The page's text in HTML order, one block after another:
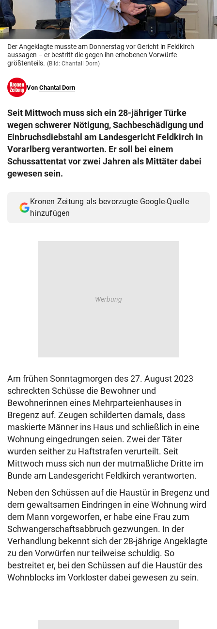
© Krone Multimedia GmbH & Co KG 2026
Muthgasse 2, 1190 Wien
Der Angeklagte musste am Donnerstag vor Gericht in Feldkirch
aussagen – er bestritt die gegen ihn erhobenen Vorwürfe
größtenteils. (Bild: Chantall Dorn)
Von Chantal Dorn
Seit Mittwoch muss sich ein 28-jähriger Türke
wegen schwerer Nötigung, Sachbeschädigung und
Einbruchsdiebstahl am Landesgericht Feldkirch in
Vorarlberg verantworten. Er soll bei einem
Schussattentat vor zwei Jahren als Mittäter dabei
gewesen sein.
Kronen Zeitung als bevorzugte Google-Quelle
hinzufügen
Am frühen Sonntagmorgen des 27. August 2023
schreckten Schüsse die Bewohner und
Bewohnerinnen eines Mehrparteienhauses in
Bregenz auf. Zeugen schilderten damals, dass
maskierte Männer ins Haus und schließlich in eine
Wohnung eingedrungen seien. Zwei der Täter
wurden seither zu Haftstrafen verurteilt. Seit
Mittwoch muss sich nun der mutmaßliche Dritte im
Bunde am Landesgericht Feldkirch verantworten.
Neben den Schüssen auf die Haustür in Bregenz und
dem gewaltsamen Eindringen in eine Wohnung wird
dem Mann vorgeworfen, er habe eine Frau zum
Schwangerschaftsabbruch gezwungen. In der
Verhandlung bekennt sich der 28-jährige Angeklagte
zu den Vorwürfen nur teilweise schuldig. So
bestreitet er, bei den Schüssen auf die Haustür des
Wohnblocks im Vorkloster dabei gewesen zu sein.